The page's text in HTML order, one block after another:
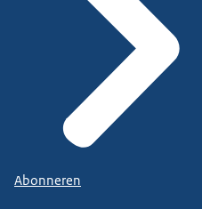
Abonneren